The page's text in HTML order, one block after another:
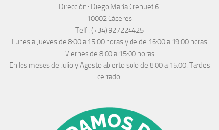
Dirección : Diego María Crehuet 6.
10002 Cáceres
Telf : (+34) 927224425
Lunes a Jueves de 8:00 a 15:00 horas y de de 16:00 a 19:00 horas
Viernes de 8:00 a 15:00 horas
En los meses de Julio y Agosto abierto solo de 8:00 a 15:00. Tardes
cerrado.